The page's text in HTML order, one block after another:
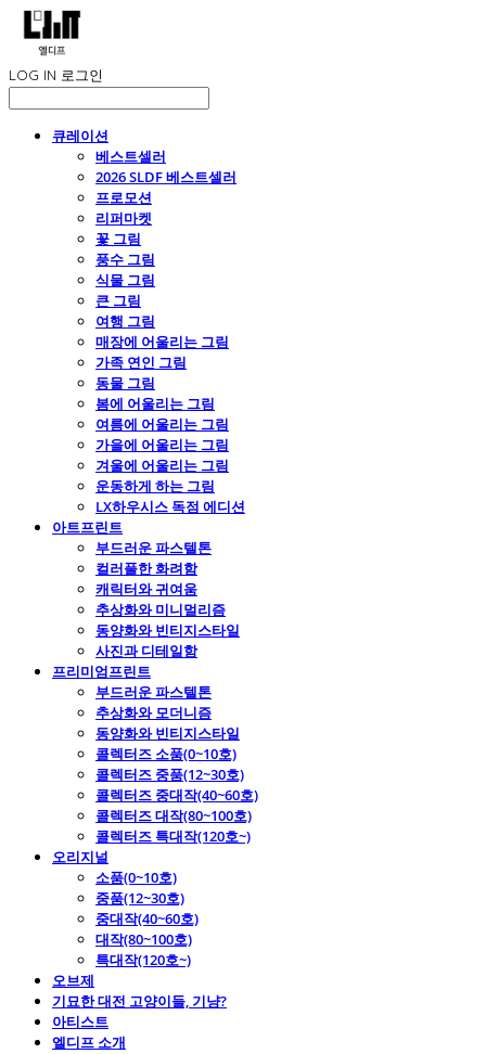
LOG IN 로그인
큐레이션
베스트셀러
2026 SLDF 베스트셀러
프로모션
리퍼마켓
꽃 그림
풍수 그림
식물 그림
큰 그림
여행 그림
매장에 어울리는 그림
가족 연인 그림
동물 그림
봄에 어울리는 그림
여름에 어울리는 그림
가을에 어울리는 그림
겨울에 어울리는 그림
운동하게 하는 그림
LX하우시스 독점 에디션
아트프린트
부드러운 파스텔톤
컬러풀한 화려함
캐릭터와 귀여움
추상화와 미니멀리즘
동양화와 빈티지스타일
사진과 디테일함
프리미엄프린트
부드러운 파스텔톤
추상화와 모더니즘
동양화와 빈티지스타일
콜렉터즈 소품(0~10호)
콜렉터즈 중품(12~30호)
콜렉터즈 중대작(40~60호)
콜렉터즈 대작(80~100호)
콜렉터즈 특대작(120호~)
오리지널
소품(0~10호)
중품(12~30호)
중대작(40~60호)
대작(80~100호)
특대작(120호~)
오브제
기묘한 대전 고양이들, 기냥?
아티스트
엘디프 소개